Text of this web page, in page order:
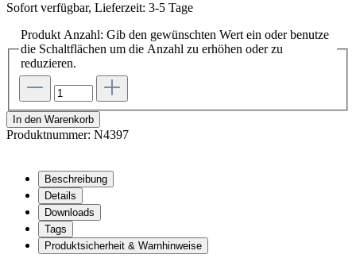
Sofort verfügbar, Lieferzeit: 3-5 Tage
Produkt Anzahl: Gib den gewünschten Wert ein oder benutze
die Schaltflächen um die Anzahl zu erhöhen oder zu
reduzieren.
In den Warenkorb
Produktnummer: N4397
Beschreibung
Details
Downloads
Tags
Produktsicherheit & Warnhinweise